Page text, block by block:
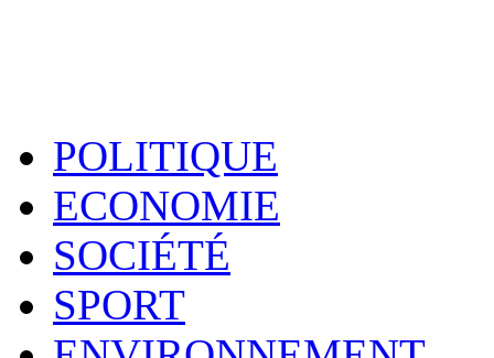
POLITIQUE
ECONOMIE
SOCIÉTÉ
SPORT